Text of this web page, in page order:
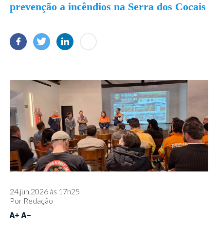
prevenção a incêndios na Serra dos Cocais
24.jun.2026 às 17h25
Por Redação